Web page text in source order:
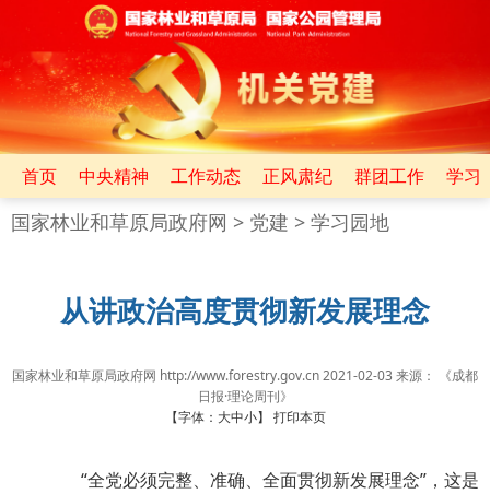
首页 中央精神 工作动态 正风肃纪 群团工作 学习
国家林业和草原局政府网 > 党建 > 学习园地
从讲政治高度贯彻新发展理念
国家林业和草原局政府网 http://www.forestry.gov.cn2021-02-03 来源：
《成都
日报·理论周刊》
【字体： 大中小】 打印本页
“全党必须完整、准确、全面贯彻新发展理念”，这是